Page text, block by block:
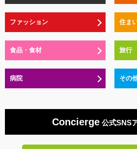
ファッション 住ま
食品・食材 旅行
病院 その
Concierge公式SNS